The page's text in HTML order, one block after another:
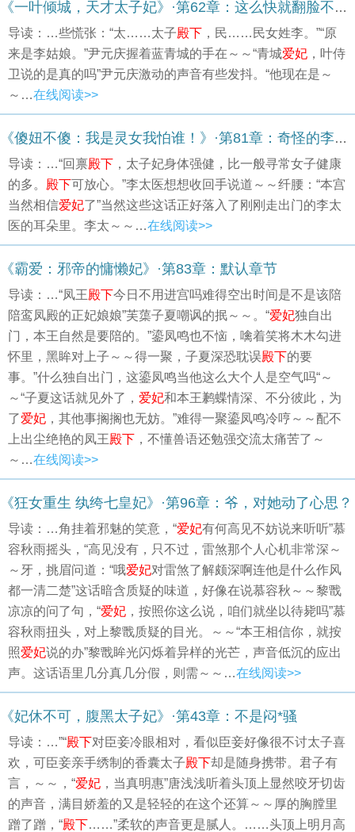
《一叶倾城，天才太子妃》·第62章：这么快就翻脸不认人了？
导读：…些慌张：“太……太子殿下 ，民……民女姓李。”“原
来是李姑娘。”尹元庆握着蓝青城的手在～～“青城爱妃 ，叶侍
卫说的是真的吗”尹元庆激动的声音有些发抖。“他现在是～
～…在线阅读>>
《傻妞不傻：我是灵女我怕谁！》·第81章：奇怪的李太医（2）
导读：…“回禀殿下 ，太子妃身体强健，比一般寻常女子健康
的多。 殿下可放心。”李太医想想收回手说道～～纤腰：“本宫
当然相信爱妃了”当然这些这话正好落入了刚刚走出门的李太
医的耳朵里。李太～～…在线阅读>>
《霸爱：邪帝的慵懒妃》·第83章：默认章节
导读：…“凤王殿下今日不用进宫吗难得空出时间是不是该陪
陪鸾凤殿的正妃娘娘”芙蕖子夏嘲讽的抿～～。“爱妃独自出
门，本王自然是要陪的。”鎏凤鸣也不恼，噙着笑将木木勾进
怀里，黑眸对上子～～得一聚，子夏深恐耽误殿下的要
事。”什么独自出门，这鎏凤鸣当他这么大个人是空气吗“～
～“子夏这话就见外了， 爱妃和本王鹣蝶情深、不分彼此，为
了爱妃 ，其他事搁搁也无妨。”难得一聚鎏凤鸣冷哼～～配不
上出尘绝艳的凤王殿下 ，不懂兽语还勉强交流太痛苦了～
～…在线阅读>>
《狂女重生 纨绔七皇妃》·第96章：爷，对她动了心思？
导读：…角挂着邪魅的笑意，“爱妃有何高见不妨说来听听”慕
容秋雨摇头，“高见没有，只不过，雷煞那个人心机非常深～
～牙，挑眉问道：“哦爱妃对雷煞了解颇深啊连他是什么作风
都一清二楚”这话暗含质疑的味道，好像在说慕容秋～～黎戬
凉凉的问了句，“爱妃 ，按照你这么说，咱们就坐以待毙吗”慕
容秋雨扭头，对上黎戬质疑的目光。～～“本王相信你，就按
照爱妃说的办”黎戬眸光闪烁着异样的光芒，声音低沉的应出
声。这话语里几分真几分假，则需～～…在线阅读>>
《妃休不可，腹黑太子妃》·第43章：不是闷*骚
导读：…”“殿下对臣妾冷眼相对，看似臣妾好像很不讨太子喜
欢，可臣妾亲手绣制的香囊太子殿下却是随身携带。君子有
言，～～，“爱妃 ，当真明惠”唐浅浅听着头顶上显然咬牙切齿
的声音，满目娇羞的又是轻轻的在这个还算～～厚的胸膛里
蹭了蹭，“殿下……”柔软的声音更是腻人。……头顶上明月高